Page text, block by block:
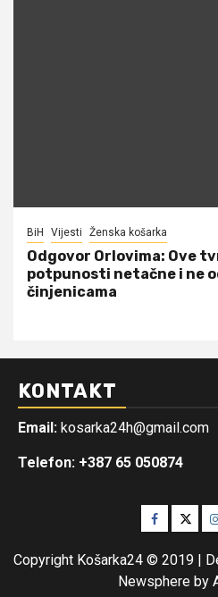
BiH Vijesti Ženska košarka
Odgovor Orlovima: ​Ove
potpunosti netačne i ne
činjenicama
KONTAKT
Email: kosarka24h@gmail.com
Telefon: +387 65 050874
Facebook
Copyright Košarka24 © 2019 |
Newsphereby